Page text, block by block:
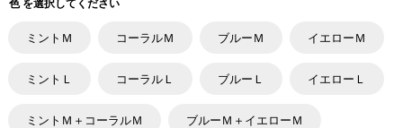
色 を選択してください
ミントＭ コーラルＭ ブルーＭ イエローＭ
ミントＬ コーラルＬ ブルーＬ イエローＬ
ミントＭ＋コーラルＭ ブルーＭ＋イエローＭ